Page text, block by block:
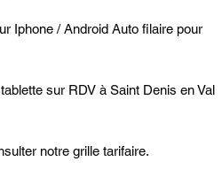
Iphone / Android Auto filaire pour
sur RDV à Saint Denis en Val
notre grille tarifaire.